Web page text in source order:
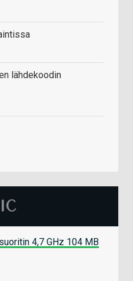
lähdekoodin
4,7 GHz 104 MB